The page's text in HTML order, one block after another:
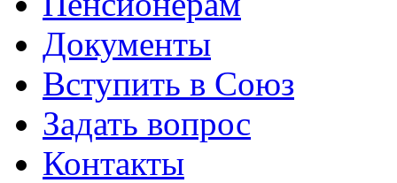
Документы
Вступить в Cоюз
Задать вопрос
Контакты